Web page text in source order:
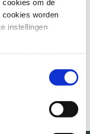
cookies om de
worden
instellingen
websites, zoals
om advertenties
of
ik